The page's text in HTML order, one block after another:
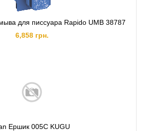
для писсуара Rapido UMB 38787
6,858 грн.
Ершик 005C KUGU